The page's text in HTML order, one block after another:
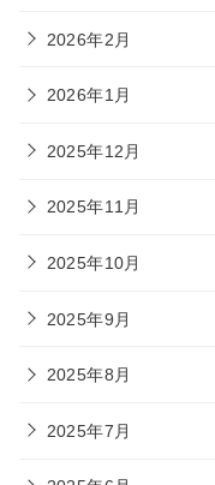
2026年2月
2026年1月
2025年12月
2025年11月
2025年10月
2025年9月
2025年8月
2025年7月